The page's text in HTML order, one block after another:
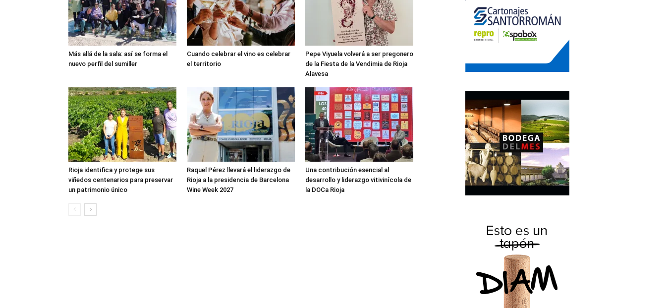
Más allá de la sala: así se forma el
nuevo perfil del sumiller
Cuando celebrar el vino es celebrar
el territorio
Pepe Viyuela volverá a ser pregonero
de la Fiesta de la Vendimia de Rioja
Alavesa
Rioja identifica y protege sus
viñedos centenarios para preservar
un patrimonio único
Raquel Pérez llevará el liderazgo de
Rioja a la presidencia de Barcelona
Wine Week 2027
Una contribución esencial al
desarrollo y liderazgo vitivinícola de
la DOCa Rioja